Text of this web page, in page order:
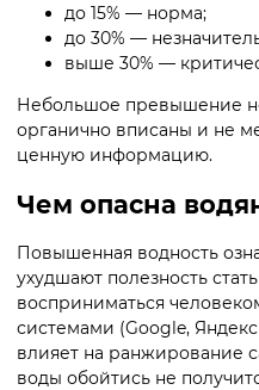
до 15% — норма;
до 30% —
выше 30% —
Небольшое превышение
органично вписаны и не
ценную информацию.
Чем опасна
Повышенная водность
ухудшают полезность
восприниматься
системами (Google,
влияет на ранжирование
воды обойтись не